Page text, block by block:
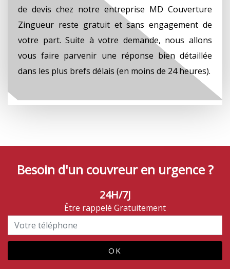
de devis chez notre entreprise MD Couverture
Zingueur reste gratuit et sans engagement de
votre part. Suite à votre demande, nous allons
vous faire parvenir une réponse bien détaillée
dans les plus brefs délais (en moins de 24 heures).
Besoin d'un couvreur en urgence ?
24H/7J
Être rappelé Gratuitement